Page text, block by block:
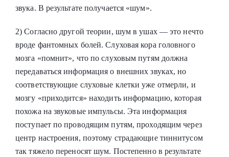
звука. В результате получается «шум».
2) Согласно другой теории, шум в ушах — это нечто
вроде фантомных болей. Слуховая кора головного
мозга «помнит», что по слуховым путям должна
передаваться информация о внешних звуках, но
соответствующие слуховые клетки уже отмерли, и
мозгу «приходится» находить информацию, которая
похожа на звуковые импульсы. Эта информация
поступает по проводящим путям, проходящим через
центр настроения, поэтому страдающие тиннитусом
так тяжело переносят шум. Постепенно в результате